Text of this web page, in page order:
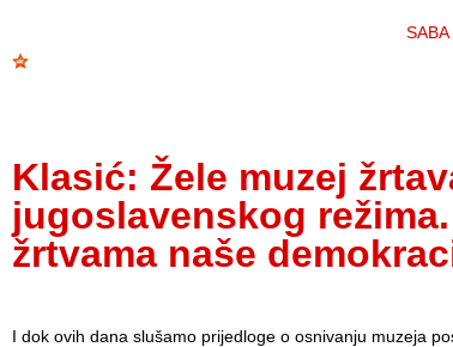
SABA
Klasić: Žele muzej
jugoslavenskog
žrtvama naše
I dok ovih dana slušamo prijedloge o osnivanju muzeja